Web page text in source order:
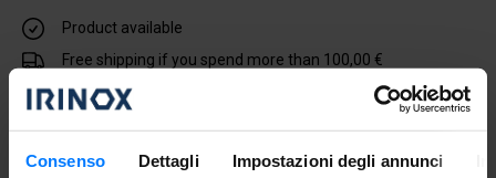
Consenso Dettagli Impostazioni degli annunci
Product available
Free shipping if you spend more than 100,00 €
Purchase with 0% interest rate financing for 12 months
Add to shopping cart